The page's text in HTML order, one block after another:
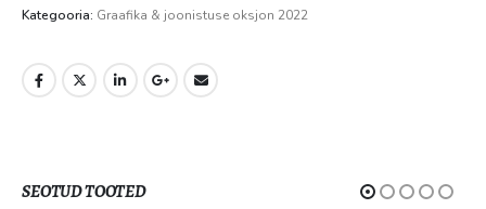
Kategooria: Graafika & joonistuse oksjon 2022
SEOTUD TOOTED